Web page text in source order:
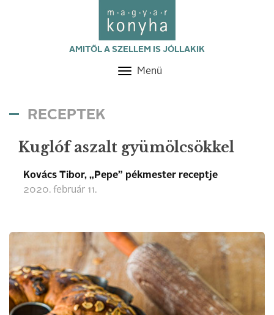
AMITŐL A SZELLEM IS JÓLLAKIK
Toggle
Menü
RECEPTEK
Kuglóf aszalt gyümölcsökkel
Kovács Tibor, „Pepe” pékmester receptje
2020. február 11.